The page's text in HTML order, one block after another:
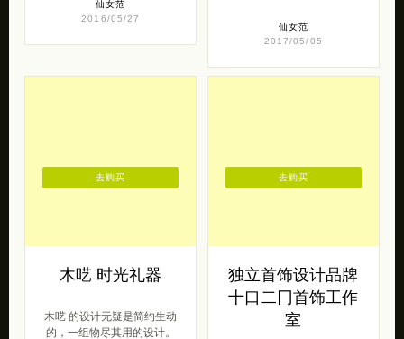
仙女范
2016/05/27
仙女范
2017/05/05
木呓 时光礼器
木呓 的设计无疑是简约生动
的，一组物尽其用的设计。
去购买
独立首饰设计品牌
十口二冂首饰工作
室
去购买